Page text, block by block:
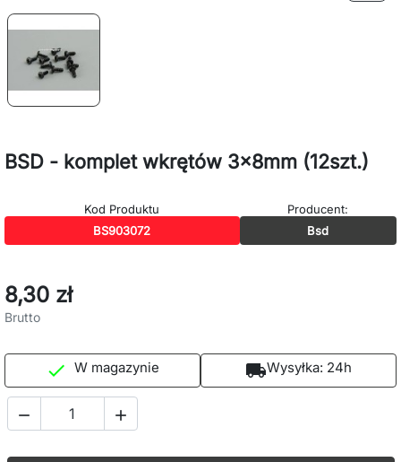
BSD - komplet wkrętów 3x8mm (12szt.)
Kod Produktu
BS903072
Producent:
Bsd
8,30 zł
Brutto
 W magazynie local_shippingWysyłka: 24h
 